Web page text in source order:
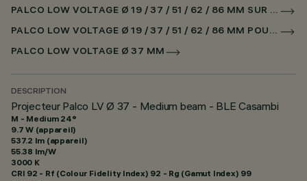
PALCO LOW VOLTAGE Ø 19 / 37 / 51 / 62 / 86 MM SUR RAIL LOW VOLTAGE CASAMBI
PALCO LOW VOLTAGE Ø 19 / 37 / 51 / 62 / 86 MM POUR SUPERRAIL CASAMBI
PALCO LOW VOLTAGE Ø 37 MM
DESCRIPTION
Projecteur Palco LV Ø 37 - Medium beam - BLE Casambi
M - Medium 24°
9.7 W (appareil)
537.2 lm (appareil)
55.38 lm/W
3000 K
CRI 92 - Rf (Colour Fidelity Index) 92 - Rg (Gamut Index) 99